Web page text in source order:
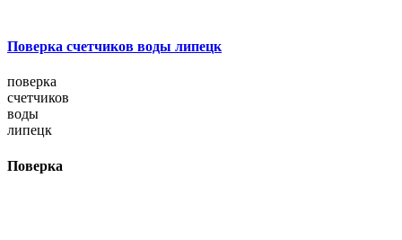
Поверка счетчиков воды липецк
поверка
счетчиков
воды
липецк
Поверка